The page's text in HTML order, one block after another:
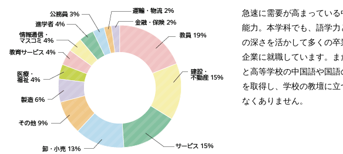
急速に需要が高まっている
能力。本学科でも、語学力
の深さを活かして多くの卒
企業に就職しています。ま
と高等学校の中国語や国
を取得し、学校の教壇に
なくありません。